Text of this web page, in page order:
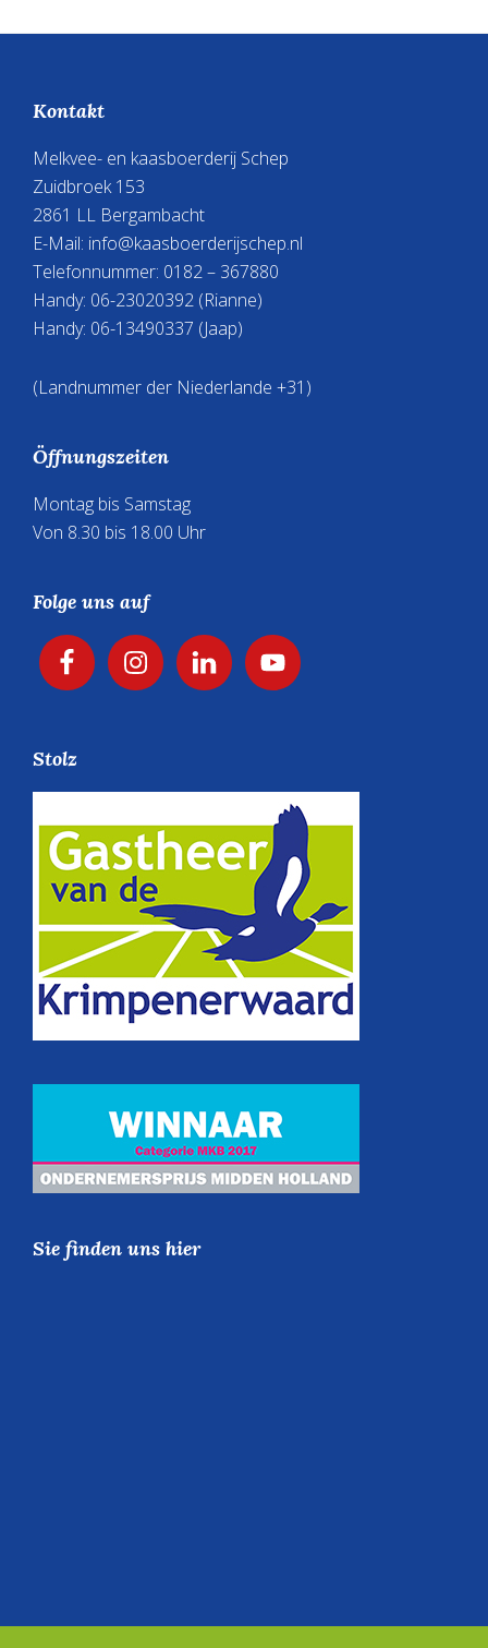
Footer
Kontakt
Melkvee- en kaasboerderij Schep
Zuidbroek 153
2861 LL Bergambacht
E-Mail: info@kaasboerderijschep.nl
Telefonnummer: 0182 – 367880
Handy: 06-23020392 (Rianne)
Handy: 06-13490337 (Jaap)
(Landnummer der Niederlande +31)
Öffnungszeiten
Montag bis Samstag
Von 8.30 bis 18.00 Uhr
Folge uns auf
Stolz
Sie finden uns hier